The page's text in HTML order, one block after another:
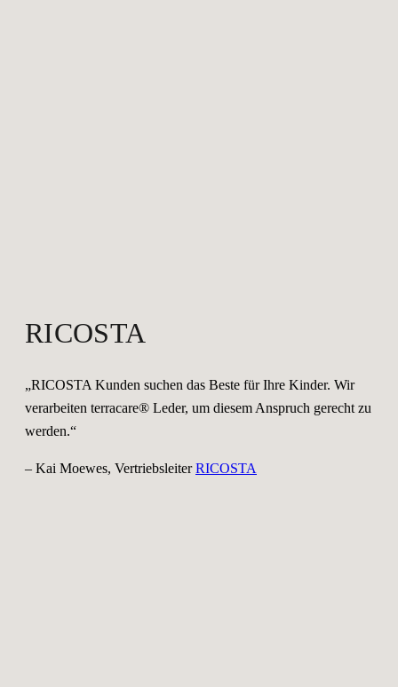
RICOSTA
„RICOSTA Kunden suchen das Beste für Ihre Kinder. Wir
verarbeiten terracare® Leder, um diesem Anspruch gerecht zu
werden.“
– Kai Moewes, VertriebsleiterRICOSTA